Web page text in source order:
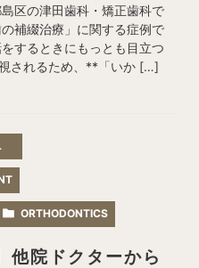
区の津田歯科・矯正歯科で
補綴治療」に関する症例で
するときにもっとも目立つ
されるため、**「いか […]
ORTHODONTICS
他院ドクターから